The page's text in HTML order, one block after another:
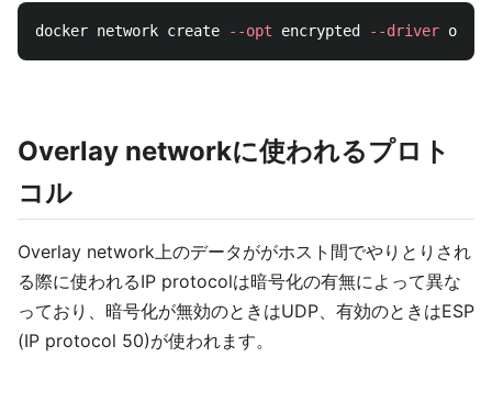
docker network create --opt encrypted --driver
Overlay networkに使われるプロト
コル
Overlay network上のデータががホスト間でやりとりされ
る際に使われるIP protocolは暗号化の有無によって異な
っており、暗号化が無効のときはUDP、有効のときはESP
(IP protocol 50)が使われます。